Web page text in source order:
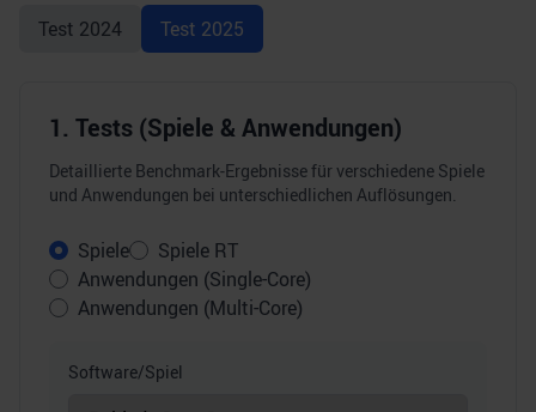
Test 2024 Test 2025
1. Tests (Spiele & Anwendungen)
Detaillierte Benchmark-Ergebnisse für verschiedene Spiele
und Anwendungen bei unterschiedlichen Auflösungen.
Spiele
Spiele RT
Anwendungen (Single-Core)
Anwendungen (Multi-Core)
Software/Spiel